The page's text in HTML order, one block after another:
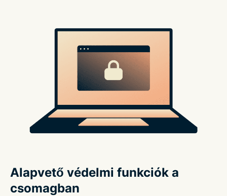
Alapvető védelmi funkciók a
csomagban